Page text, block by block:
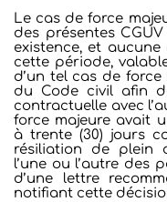
Le cas de force
des présentes
existence, et
cette période,
d’un tel cas de force
du Code civil afin
contractuelle avec
force majeure avait
à trente (30) jours
résiliation de plein
l’une ou l’autre des
d’une lettre
notifiant cette